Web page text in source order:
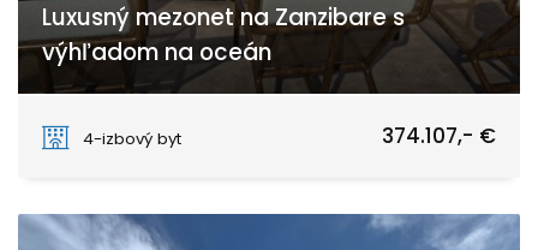
Luxusný mezonet na Zanzibare s
výhľadom na oceán
4-izbový byt
374.107,- €